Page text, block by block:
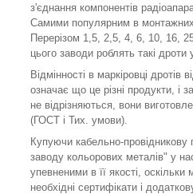
з'єднання компонентів
Самими популярним в
Перерізом 1,5, 2,5, 4, 6, 10, 16,
цього заводи роблять такі дроти
Відмінності в маркіровці дротів
означає що це різні продукти, і
не відрізняються, вони
(ГОСТ і Тих. умови).
Купуючи кабельно-провідникову
заводу кольорових металів" у
упевненими в її якості,
необхідні сертифікати і